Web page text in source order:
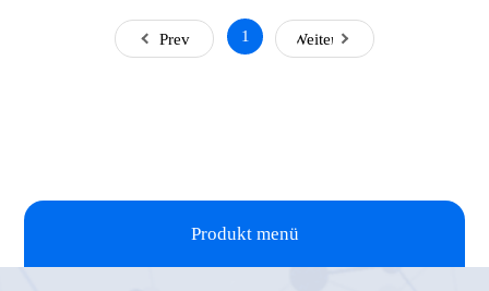
Prev 1 Weiter
Produkt menü